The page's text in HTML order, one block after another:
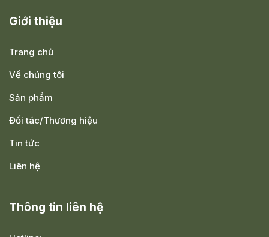
Giới thiệu
Trang chủ
Về chúng tôi
Sản phẩm
Đối tác/Thương hiệu
Tin tức
Liên hệ
Thông tin liên hệ